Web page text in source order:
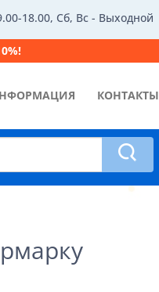
18.00, Сб, Вс - Выходной
КОНТАКТЫ